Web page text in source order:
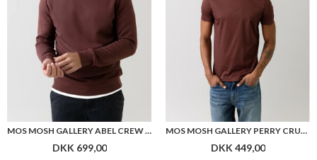
MOS MOSH GALLERY ABEL CREW NECK SWEAT
DKK 699,00
MOS MOSH GALLERY PERRY CRUNCH O-NECK TEE SHIRT
DKK 449,00